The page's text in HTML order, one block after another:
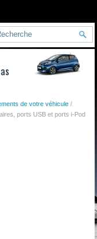
de votre véhicule /
ports USB et ports i-Pod